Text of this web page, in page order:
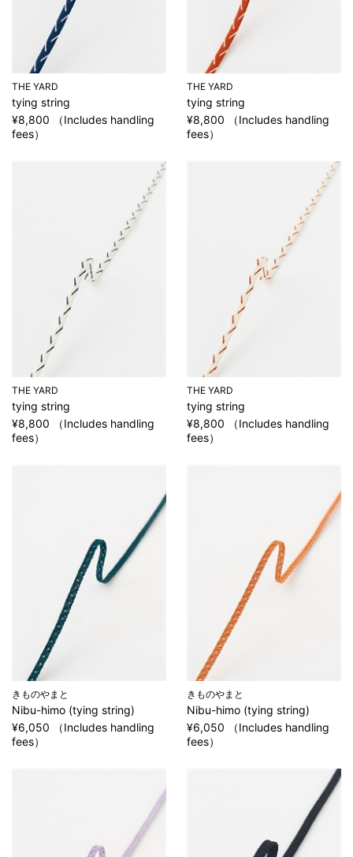
THE YARD
tying string
¥8,800 （Includes handling
fees）
THE YARD
tying string
¥8,800 （Includes handling
fees）
THE YARD
tying string
¥8,800 （Includes handling
fees）
THE YARD
tying string
¥8,800 （Includes handling
fees）
きものやまと
Nibu-himo (tying string)
¥6,050 （Includes handling
fees）
きものやまと
Nibu-himo (tying string)
¥6,050 （Includes handling
fees）